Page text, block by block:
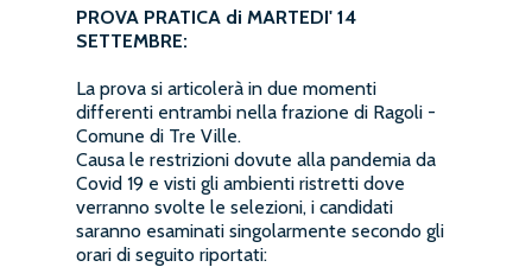
PROVA PRATICA di MARTEDI' 14
SETTEMBRE:
La prova si articolerà in due momenti
differenti entrambi nella frazione di Ragoli -
Comune di Tre Ville.
Causa le restrizioni dovute alla pandemia da
Covid 19 e visti gli ambienti ristretti dove
verranno svolte le selezioni, i candidati
saranno esaminati singolarmente secondo gli
orari di seguito riportati: